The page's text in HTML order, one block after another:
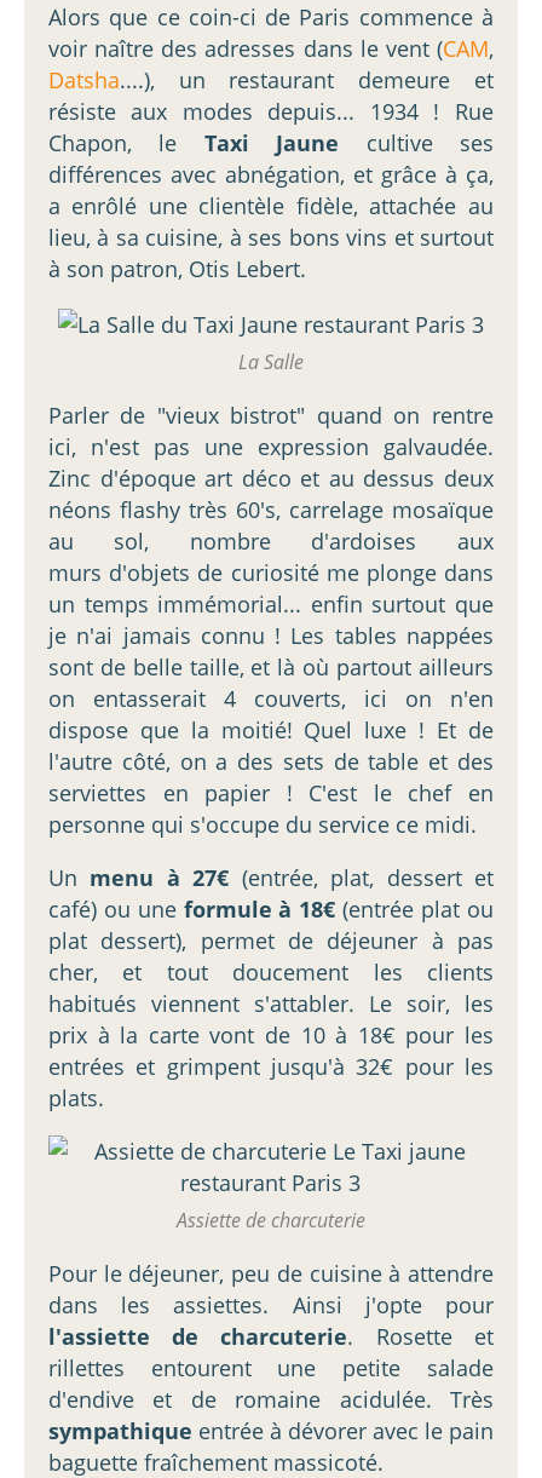
Alors que ce coin-ci de Paris commence à
voir naître des adresses dans le vent (CAM,
Datsha....), un restaurant demeure et
résiste aux modes depuis... 1934 ! Rue
Chapon, le Taxi Jaune cultive ses
différences avec abnégation, et grâce à ça,
a enrôlé une clientèle fidèle, attachée au
lieu, à sa cuisine, à ses bons vins et surtout
à son patron, Otis Lebert.
La Salle
Parler de "vieux bistrot" quand on rentre
ici, n'est pas une expression galvaudée.
Zinc d'époque art déco et au dessus deux
néons flashy très 60's, carrelage mosaïque
au sol, nombre d'ardoises aux
murs d'objets de curiosité me plonge dans
un temps immémorial... enfin surtout que
je n'ai jamais connu ! Les tables nappées
sont de belle taille, et là où partout ailleurs
on entasserait 4 couverts, ici on n'en
dispose que la moitié! Quel luxe ! Et de
l'autre côté, on a des sets de table et des
serviettes en papier ! C'est le chef en
personne qui s'occupe du service ce midi.
Un menu à 27€ (entrée, plat, dessert et
café) ou une formule à 18€ (entrée plat ou
plat dessert), permet de déjeuner à pas
cher, et tout doucement les clients
habitués viennent s'attabler. Le soir, les
prix à la carte vont de 10 à 18€ pour les
entrées et grimpent jusqu'à 32€ pour les
plats.
Assiette de charcuterie
Pour le déjeuner, peu de cuisine à attendre
dans les assiettes. Ainsi j'opte pour
l'assiette de charcuterie. Rosette et
rillettes entourent une petite salade
d'endive et de romaine acidulée. Très
sympathique entrée à dévorer avec le pain
baguette fraîchement massicoté.